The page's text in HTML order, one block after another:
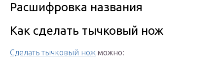
Расшифровка названия
Как сделать тычковый нож
Сделать тычковый нож можно: